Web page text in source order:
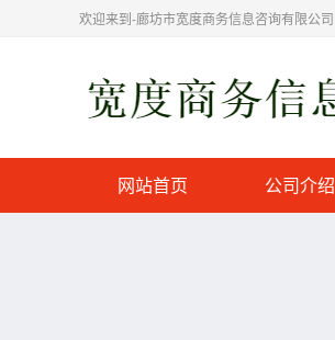
欢迎来到-廊坊市宽度商务信息咨询有限公司
网站首页 公司介绍